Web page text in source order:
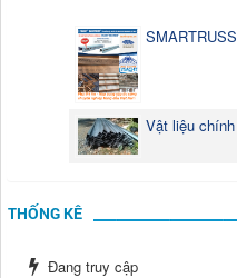
SMARTRUSS
Vật liệu chính
THỐNG KÊ
Đang truy cập